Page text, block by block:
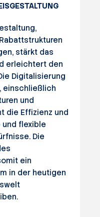
stärkt das
erleichtert den
Digitalisierung
einschließlich
und
die Effizienz und
flexible
Die
ein
in der heutigen